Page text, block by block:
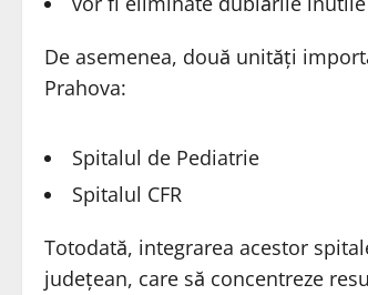
De asemenea, două unități
Prahova:
Spitalul de Pediatrie
Spitalul CFR
Totodată, integrarea acestor
județean, care să concentreze